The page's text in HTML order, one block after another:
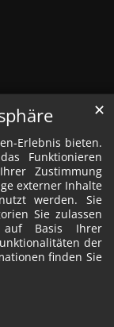
Erlebnis bieten.
Funktionieren
Zustimmung
externer Inhalte
werden. Sie
Sie zulassen
auf Basis Ihrer
der
finden Sie
✕